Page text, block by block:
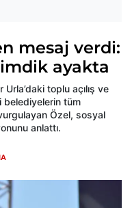
mesaj verdi:
ayakta
toplu açılış ve
belediyelerin tüm
Özel, sosyal
anlattı.